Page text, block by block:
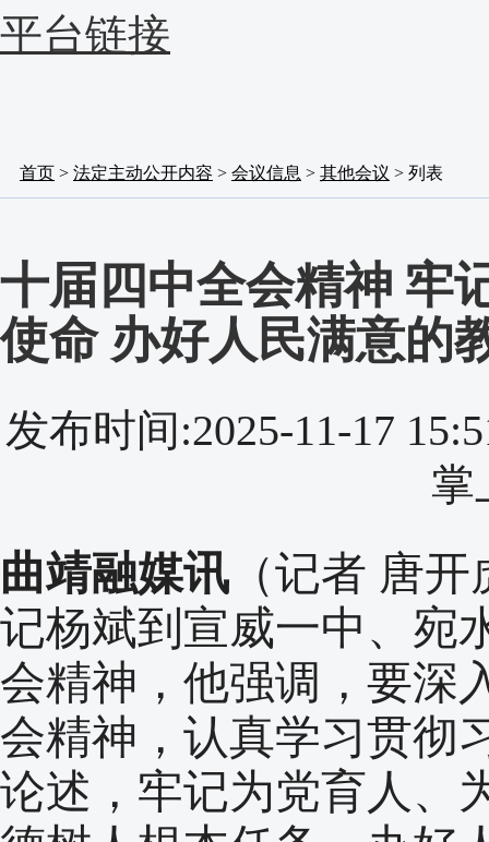
平台链接
首页 > 法定主动公开内容 > 会议信息 > 其他会议 > 列表
十届四中全会精神 牢
使命 办好人民满意的
发布时间:2025-11-17
曲靖融媒讯 （记者 唐
记杨斌到宣威一中、宛
会精神，他强调，要深
会精神，认真学习贯彻
论述，牢记为党育人、